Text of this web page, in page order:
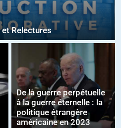
Relectures
De la guerre perpétuelle
à la guerre éternelle : la
politique étrangère
américaine en 2023